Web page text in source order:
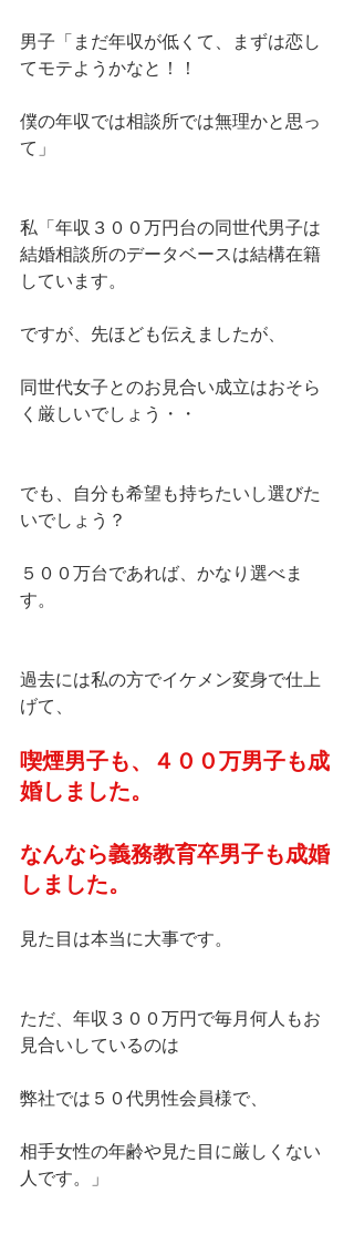
男子「まだ年収が低くて、まずは恋し
てモテようかなと！！
僕の年収では相談所では無理かと思っ
て」
私「年収３００万円台の同世代男子は
結婚相談所のデータベースは結構在籍
しています。
ですが、先ほども伝えましたが、
同世代女子とのお見合い成立はおそら
く厳しいでしょう・・
でも、自分も希望も持ちたいし選びた
いでしょう？
５００万台であれば、かなり選べま
す。
過去には私の方でイケメン変身で仕上
げて、
喫煙男子も、４００万男子も成
婚しました。
なんなら義務教育卒男子も成婚
しました。
見た目は本当に大事です。
ただ、年収３００万円で毎月何人もお
見合いしているのは
弊社では５０代男性会員様で、
相手女性の年齢や見た目に厳しくない
人です。」